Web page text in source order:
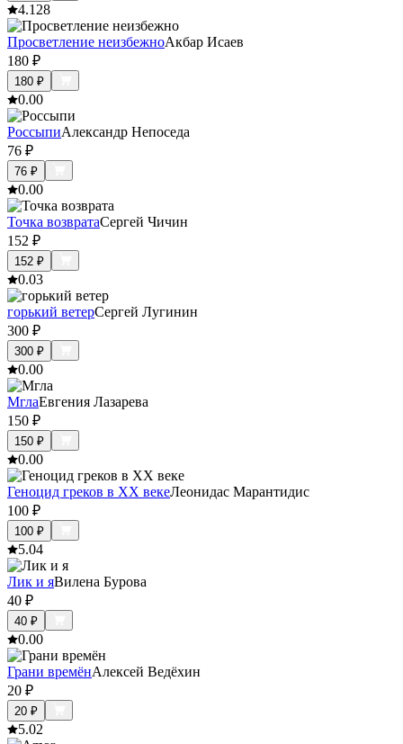
4.1 28
Просветление неизбежноАкбар Исаев
180 ₽
180 ₽
0.00
РоссыпиАлександр Непоседа
76 ₽
76 ₽
0.00
Точка возвратаСергей Чичин
152 ₽
152 ₽
0.03
горький ветерСергей Лугинин
300 ₽
300 ₽
0.00
МглаЕвгения Лазарева
150 ₽
150 ₽
0.00
Геноцид греков в ХХ векеЛеонидас Марантидис
100 ₽
100 ₽
5.04
Лик и яВилена Бурова
40 ₽
40 ₽
0.00
Грани времёнАлексей Ведёхин
20 ₽
20 ₽
5.02